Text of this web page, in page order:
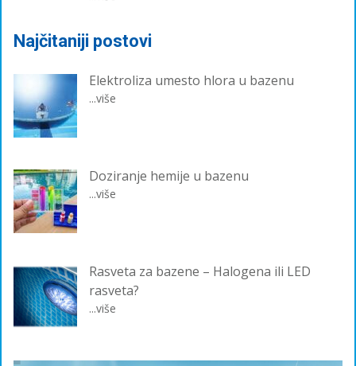
Najčitaniji postovi
Elektroliza umesto hlora u bazenu
...više
Doziranje hemije u bazenu
...više
Rasveta za bazene – Halogena ili LED
rasveta?
...više